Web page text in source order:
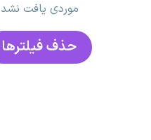
موردی یافت نشد
حذف فیلتر‌ها